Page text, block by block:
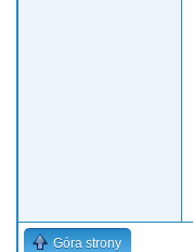
Góra strony